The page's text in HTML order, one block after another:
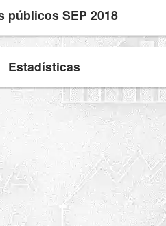
públicos SEP 2018
Estadísticas